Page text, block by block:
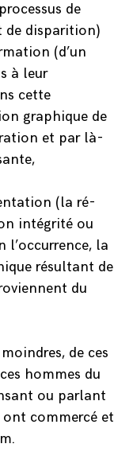
de
de disparition)
(d’un
à leur
cette
graphique de
et par là-
(la ré-
intégrité ou
l’occurrence, la
résultant de
du
de ces
hommes du
ou parlant
ont commercé et